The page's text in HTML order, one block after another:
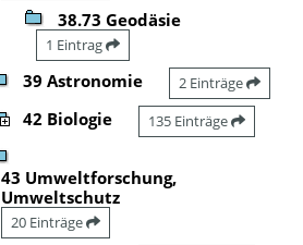
38.73 Geodäsie
1 Eintrag
39 Astronomie 2 Einträge
42 Biologie 135 Einträge
43 Umweltforschung,
Umweltschutz
20 Einträge